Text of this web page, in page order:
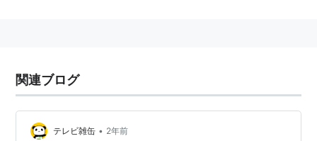
関連ブログ
テレビ雑缶 • 2年前